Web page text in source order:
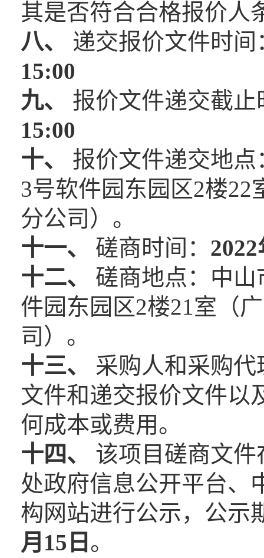
其是否符合合格报价人
八、 递交报价文件时间
15:00
九、 报价文件递交截止
15:00
十、 报价文件递交地
3号软件园东园区2楼
分公司）。
十一、 磋商时间： 2022
十二、 磋商地点：中
件园东园区2楼21室（
司）。
十三、 采购人和采购
文件和递交报价文件以
何成本或费用。
十四、 该项目磋商文
处政府信息公开平台、
构网站进行公示，公示
月 15 日 。